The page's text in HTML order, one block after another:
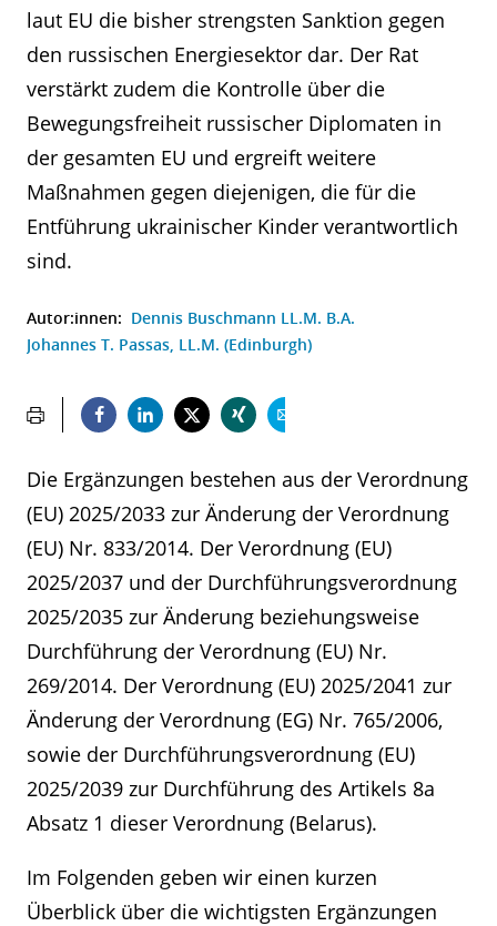
laut EU die bisher strengsten Sanktion gegen
den russischen Energiesektor dar. Der Rat
verstärkt zudem die Kontrolle über die
Bewegungsfreiheit russischer Diplomaten in
der gesamten EU und ergreift weitere
Maßnahmen gegen diejenigen, die für die
Entführung ukrainischer Kinder verantwortlich
sind.
Autor:innen: Dennis Buschmann LL.M. B.A.
Johannes T. Passas, LL.M. (Edinburgh)
Die Ergänzungen bestehen aus der Verordnung
(EU) 2025/2033 zur Änderung der Verordnung
(EU) Nr. 833/2014. Der Verordnung (EU)
2025/2037 und der Durchführungsverordnung
2025/2035 zur Änderung beziehungsweise
Durchführung der Verordnung (EU) Nr.
269/2014. Der Verordnung (EU) 2025/2041 zur
Änderung der Verordnung (EG) Nr. 765/2006,
sowie der Durchführungsverordnung (EU)
2025/2039 zur Durchführung des Artikels 8a
Absatz 1 dieser Verordnung (Belarus).
Im Folgenden geben wir einen kurzen
Überblick über die wichtigsten Ergänzungen